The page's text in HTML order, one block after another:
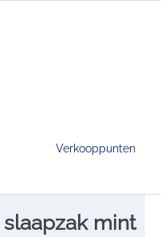
Verkooppunten
mint